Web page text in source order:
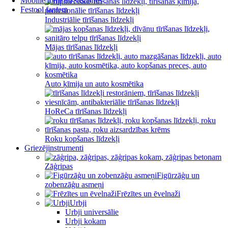
Festool faniem
Industriālie tīrīšanas līdzekļi
Mājas tīrīšanas līdzekļi
Auto ķīmija un auto kosmētika
HoReCa tīrīšanas līdzekļi
Roku kopšanas līdzekļi
Griezējinstrumenti
Zāģripas
Figūrzāģu un
zobenzāģu asmeņi
Frēzītes un ēvelnaži
Urbji
Urbji universālie
Urbji kokam